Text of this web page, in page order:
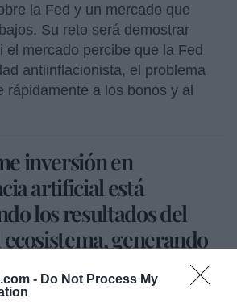
- Do Not Process My
la Fed y un mercado que
Su reto será demostrar
el mercado percibe que la Fed
antiinflacionista, el problema
rápidamente a los bonos y al
inversión en
artificial está
los resultados del
generando
El problema es si